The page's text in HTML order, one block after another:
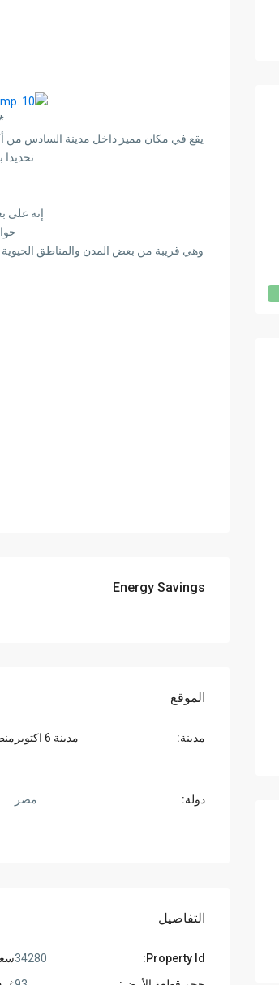
يقع في مكان مميز داخل مدينة السادس من
إنه على
حوالي 10 دقائق من
وهي قريبة من بعض المدن والمناطق الحيوية
Energy Savings
الموقع
مدينة: مدينة 6 اكتوبر
دولة: مصر
التفاصيل
Property Id:
34280